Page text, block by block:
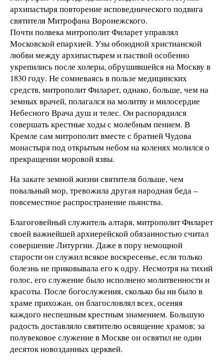
архипастыря повторение исповеднического подвига
святителя Митрофана Воронежского.
Почти полвека митрополит Филарет управлял
Московской епархией. Узы обоюдной христианской
любви между архипастырем и паствой особенно
укрепились после холеры, обрушившейся на Москву в
1830 году. Не сомневаясь в пользе медицинских
средств, митрополит Филарет, однако, больше, чем на
земных врачей, полагался на молитву и милосердие
Небесного Врача душ и телес. Он распорядился
совершать крестные ходы с молебным пением. В
Кремле сам митрополит вместе с братией Чудова
монастыря под открытым небом на коленях молился о
прекращении моровой язвы.
На закате земной жизни святителя больше, чем
повальный мор, тревожила другая народная беда –
повсеместное распространение пьянства.
Благоговейный служитель алтаря, митрополит Филарет
своей важнейшей архиерейской обязанностью считал
совершение Литургии. Даже в пору немощной
старости он служил всякое воскресенье, если только
болезнь не приковывала его к одру. Несмотря на тихий
голос, его служение было исполнено молитвенности и
красоты. После богослужения, сколько бы ни было в
храме прихожан, он благословлял всех, осеняя
каждого неспешным крестным знамением. Большую
радость доставляло святителю освящение храмов; за
полувековое служение в Москве он освятил не один
десяток новозданных церквей.